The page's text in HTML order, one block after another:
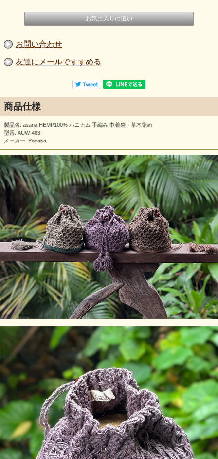
お問い合わせ
友達にメールですすめる
商品仕様
製品名: asana HEMP100% ハニカム 手編み 巾着袋・草木染め
型番: AUW-483
メーカー: Payaka